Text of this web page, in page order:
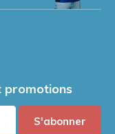
promotions
S'abonner